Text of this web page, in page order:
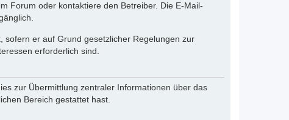
Forum oder kontaktiere den Betreiber. Die E-Mail-
er auf Grund gesetzlicher Regelungen zur
erforderlich sind.
zur Übermittlung zentraler Informationen über das
Bereich gestattet hast.